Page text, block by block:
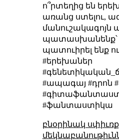
ո՞րտեղից են
առանց ստելու,
մանուշակագոյն
պատասխանենք՝
պատուիրել ենք
#երեխաներ
#ապագայ #դրոն
#ֆանտաստիկա
բնօրինակ